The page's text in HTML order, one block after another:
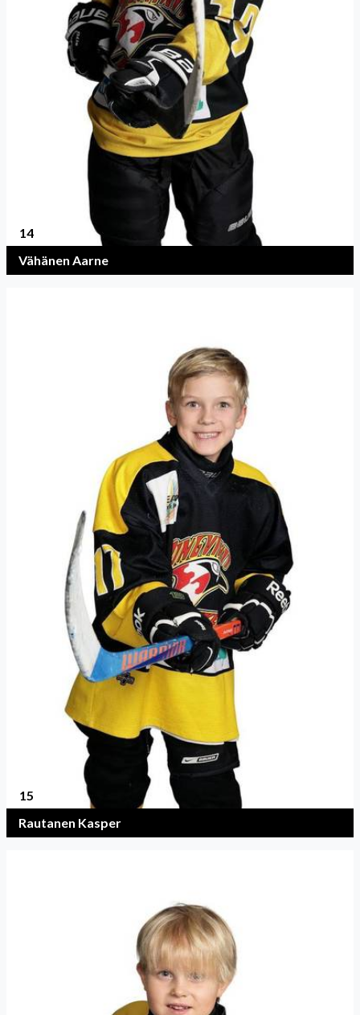
14
Vähänen Aarne
15
Rautanen Kasper